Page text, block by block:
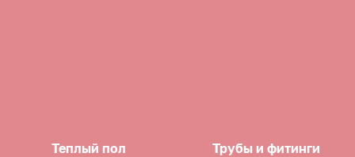
Теплый пол Трубы и фитинги